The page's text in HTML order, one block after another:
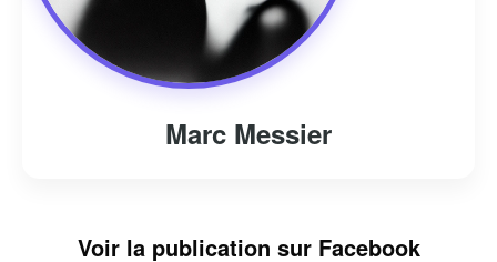
Marc Messier
Voir la publication sur Facebook